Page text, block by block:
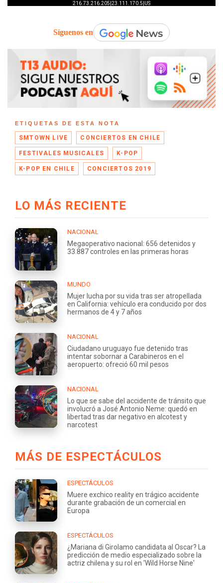
Síguenos en
ETIQUETAS DE ESTA NOTA
SMTOWN LIVE CONCIERTOS EN CHILE
FESTIVALES MUSICALES K-POP
K-POP EN CHILE CONCIERTOS 2019
LO MÁS RECIENTE
NACIONAL
Megaoperativo nacional: 656 detenidos y
33.887 controles en las primeras horas
MUNDO
Mujer lucha por su vida tras ser atropellada
en California: vehículo era conducido por dos
hermanos de 4 y 7 años
NACIONAL
Ciudadano uruguayo fue detenido tras
intentar sobornar a Carabineros en el
aeropuerto: ofreció 60 mil pesos
NACIONAL
Lo que se sabe del accidente de tránsito que
involucró a José Antonio Neme: quedó en
libertad tras dar negativo en alcotest y
narcotest
MÁS DE ESPECTÁCULOS
ESPECTÁCULOS
Muere exchico reality en trágico accidente
durante grabación de un comercial en
Europa
ESPECTÁCULOS
¿Mariana di Girolamo candidata al Oscar? La
predicción de medio especializado sobre la
actriz chilena y su rol en 'Wild Horse Nine'